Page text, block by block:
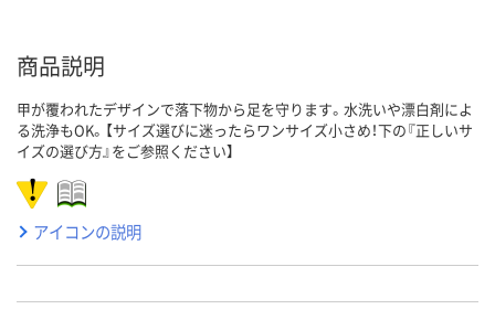
商品説明
甲が覆われたデザインで落下物から足を守ります。水洗いや漂白剤によ
る洗浄もOK。【サイズ選びに迷ったらワンサイズ小さめ！下の『正しいサ
イズの選び方』をご参照ください】
アイコンの説明